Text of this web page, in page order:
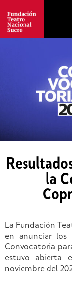
la
La Fundación
en anunciar los
Convocatoria
estuvo abierta
noviembre del